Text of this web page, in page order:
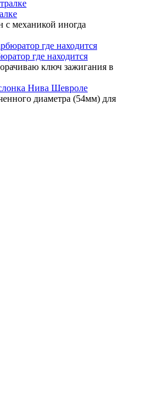
механикой иногда
где находится
ключ зажигания в
Нива Шевроле
диаметра (54мм) для